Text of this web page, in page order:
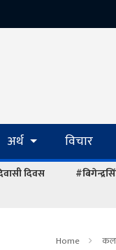
अर्थ विचार
दिवस
Home